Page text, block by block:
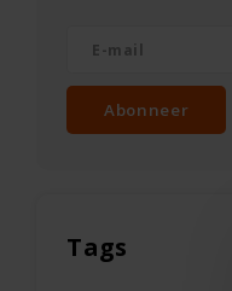
Abonneer
Tags